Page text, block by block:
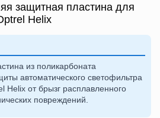
защитная пластина для
Helix
из поликарбоната
автоматического светофильтра
Helix от брызг расплавленного
повреждений.